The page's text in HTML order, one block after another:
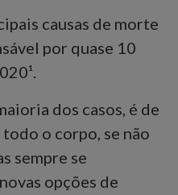
causas de morte
por quase 10
dos casos, é de
o corpo, se não
sempre se
opções de